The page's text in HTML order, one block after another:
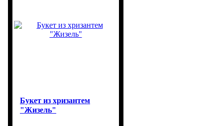
Букет из хризантем
"Жизель"